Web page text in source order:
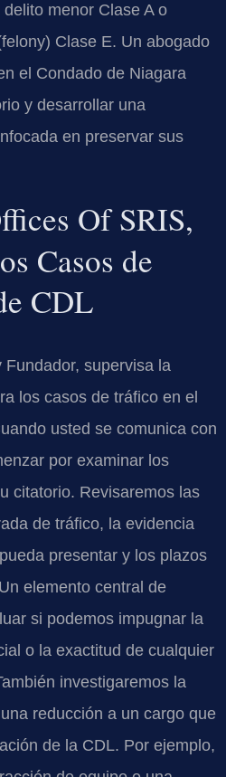
menor Clase A o
Clase E. Un abogado
el Condado de Niagara
y desarrollar una
en preservar sus
Of SRIS,
Casos de
CDL
supervisa la
los casos de tráfico en el
usted se comunica con
por examinar los
citatorio. Revisaremos las
de tráfico, la evidencia
presentar y los plazos
elemento central de
si podemos impugnar la
o la exactitud de cualquier
investigaremos la
reducción a un cargo que
de la CDL. Por ejemplo,